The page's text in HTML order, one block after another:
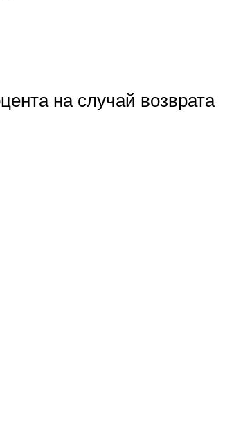
на случай возврата